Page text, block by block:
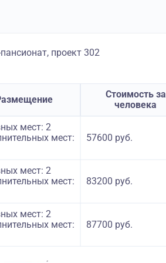
проект 302
Стоимость за
человека
мест: 2
мест:
57600 руб.
мест: 2
мест:
83200 руб.
мест: 2
мест:
87700 руб.